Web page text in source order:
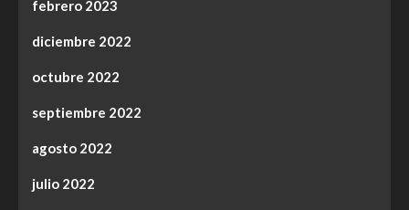
febrero 2023
diciembre 2022
octubre 2022
septiembre 2022
agosto 2022
julio 2022